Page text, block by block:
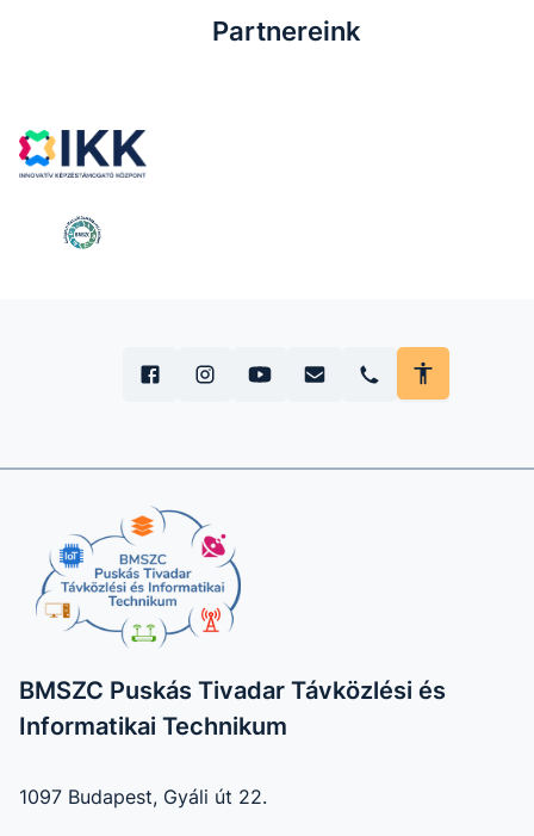
Partnereink
BMSZC Puskás Tivadar Távközlési és
Informatikai Technikum
1097 Budapest, Gyáli út 22.